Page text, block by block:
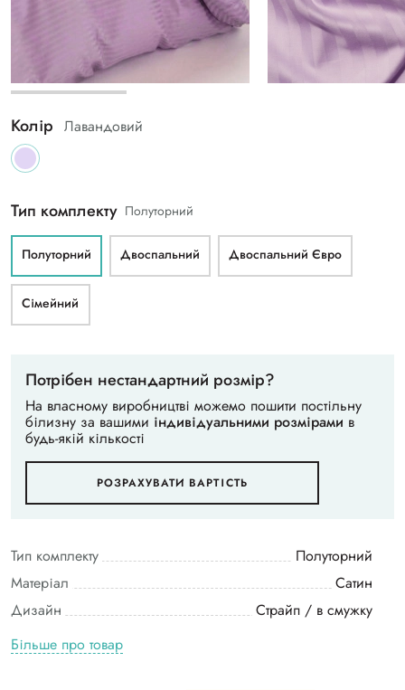
Колір Лавандовий
Тип комплекту Полуторний
Полуторний Двоспальний Двоспальний Євро
Сімейний
Потрібен нестандартний розмір?
На власному виробництві можемо пошити постільну
білизну за вашими індивідуальними розмірами в
будь-якій кількості
РОЗРАХУВАТИ ВАРТІСТЬ
Тип комплекту
Полуторний
Матеріал
Сатин
Дизайн
Страйп / в смужку
Більше про товар